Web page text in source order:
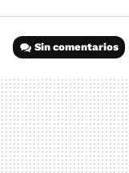
Sin comentarios